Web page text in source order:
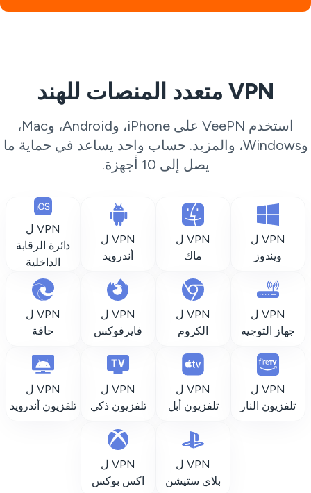
VPN متعدد المنصات للهند
استخدم VeePN على iPhone، وAndroid، وMac،
وWindows، والمزيد. حساب واحد يساعد في حماية ما
يصل إلى 10 أجهزة.
VPN ل
ويندوز
VPN ل
ماك
VPN ل
أندرويد
VPN ل
دائرة الرقابة
الداخلية
VPN ل
جهاز التوجيه
VPN ل
الكروم
VPN ل
فايرفوكس
VPN ل
حافة
VPN ل
تلفزيون النار
VPN ل
تلفزيون أبل
VPN ل
تلفزيون ذكي
VPN ل
تلفزيون أندرويد
VPN ل
بلاي ستيشن
VPN ل
اكس بوكس